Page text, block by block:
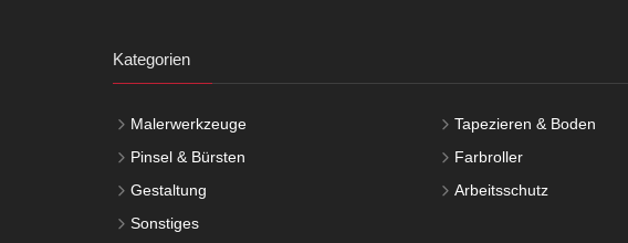
Kategorien
Malerwerkzeuge
Pinsel & Bürsten
Gestaltung
Sonstiges
Tapezieren & Boden
Farbroller
Arbeitsschutz